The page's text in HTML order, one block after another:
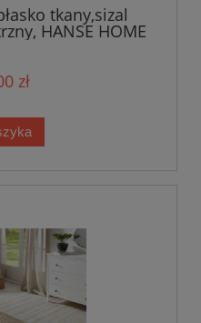
tkany,sizal
HANSE HOME
zł